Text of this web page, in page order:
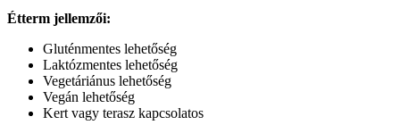
Étterm jellemzői:
Gluténmentes lehetőség
Laktózmentes lehetőség
Vegetáriánus lehetőség
Vegán lehetőség
Kert vagy terasz kapcsolatos